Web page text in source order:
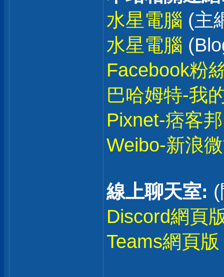
水星電腦 (主
水星電腦
Facebook粉
巴哈姆特-我
Pixnet-痞客邦
Weibo-新浪
線上聊天室:
Discord網頁
Teams網頁版